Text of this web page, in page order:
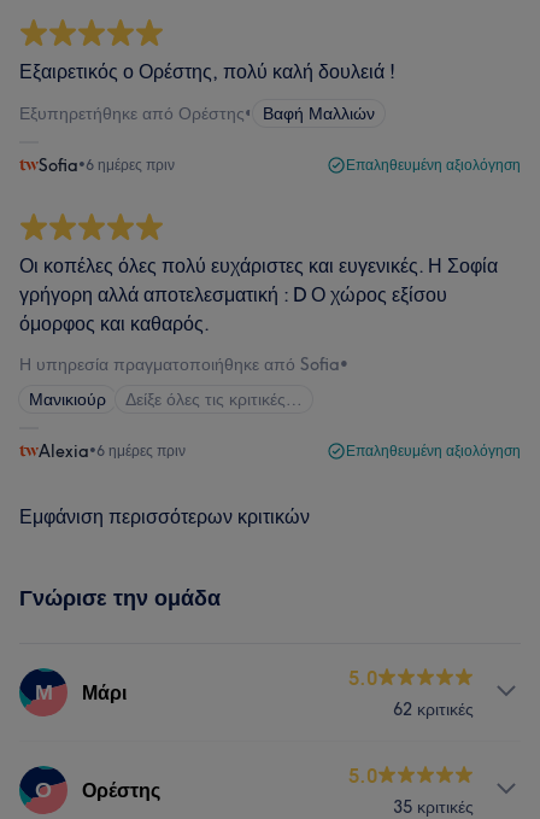
Εξαιρετικός ο Ορέστης, πολύ καλή δουλειά !
Εξυπηρετήθηκε από Ορέστης• Βαφή Μαλλιών
Sofia•6 ημέρες πριν Επαληθευμένη αξιολόγηση
Οι κοπέλες όλες πολύ ευχάριστες και ευγενικές. Η Σοφία
γρήγορη αλλά αποτελεσματική : D Ο χώρος εξίσου
όμορφος και καθαρός.
Η υπηρεσία πραγματοποιήθηκε από Sofia•
Μανικιούρ
Δείξε όλες τις κριτικές…
Alexia•6 ημέρες πριν Επαληθευμένη αξιολόγηση
Εμφάνιση περισσότερων κριτικών
Γνώρισε την ομάδα
Μ Μάρι
5.0
62 κριτικές
Υπηρεσίες
Ο Ορέστης
5.0
35 κριτικές